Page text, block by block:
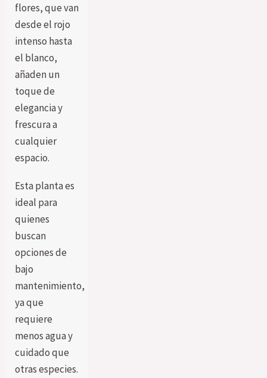
flores, que van
desde el rojo
intenso hasta
el blanco,
añaden un
toque de
elegancia y
frescura a
cualquier
espacio.
Esta planta es
ideal para
quienes
buscan
opciones de
bajo
mantenimiento,
ya que
requiere
menos agua y
cuidado que
otras especies.